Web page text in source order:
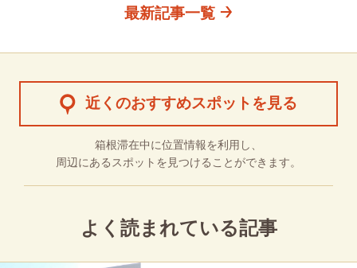
最新記事一覧
近くのおすすめスポットを見る
箱根滞在中に位置情報を利用し、
周辺にあるスポットを見つけることができます。
よく読まれている記事